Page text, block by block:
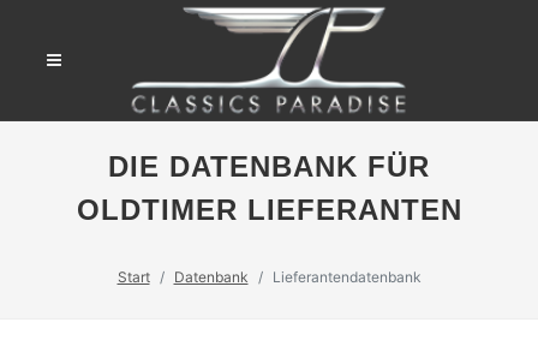
DIE DATENBANK FÜR
OLDTIMER LIEFERANTEN
Start Datenbank Lieferantendatenbank